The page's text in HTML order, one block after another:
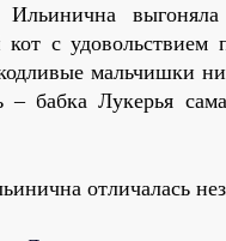
Ильинична
кот с
мальчишки
бабка Лукерья
отличалась